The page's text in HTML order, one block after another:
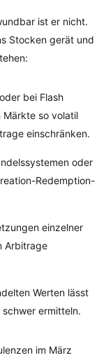
ist er nicht.
Stocken gerät und
bei Flash
Märkte so volatil
einschränken.
oder
Redemption-
einzelner
Arbitrage
Werten lässt
schwer ermitteln.
im März